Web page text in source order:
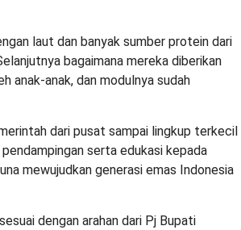
laut dan banyak sumber protein dari
bagaimana mereka diberikan
anak-anak, dan modulnya sudah
dari pusat sampai lingkup terkecil
serta edukasi kepada
mewujudkan generasi emas Indonesia
dengan arahan dari Pj Bupati